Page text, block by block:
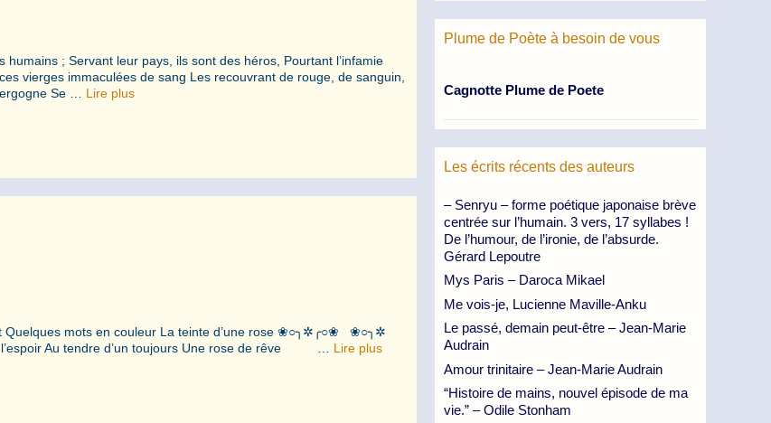
; Servant leur pays, ils sont des héros, Pourtant l’infamie
vierges immaculées de sang Les recouvrant de rouge, de sanguin,
Se … Lire plus
Quelques mots en couleur La teinte d’une rose ❀○╮✲╭○❀ ❀○╮✲
Au tendre d’un toujours Une rose de rêve … Lire plus
Plume de Poète à besoin de vous
Cagnotte Plume de Poete
Les écrits récents des auteurs
– Senryu – forme poétique japonaise brève
centrée sur l’humain. 3 vers, 17 syllabes !
De l’humour, de l’ironie, de l’absurde.
Gérard Lepoutre
Mys Paris – Daroca Mikael
Me vois-je, Lucienne Maville-Anku
Le passé, demain peut-être – Jean-Marie
Audrain
Amour trinitaire – Jean-Marie Audrain
“Histoire de mains, nouvel épisode de ma
vie.” – Odile Stonham